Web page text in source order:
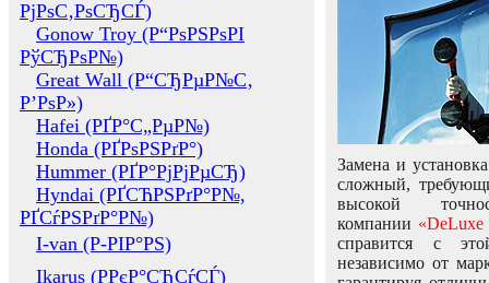
РјРѕС‚РѕСЂСЃ)
Gonow Troy (Р“РѕРЅРѕРІ
РўСЂРѕР№)
Great Wall (Р“СЂРµР№С‚
Р’РѕР»)
Hafei (РҐР°С„РµР№)
Honda (РҐРѕРЅРґР°)
Hummer (РҐР°РјРјРµСЂ)
Hyndai (РҐСЋРЅРґР°Р№,
РҐСѓРЅРґР°Р№)
I-van (Р-РІР°РЅ)
Ikarus (РРєР°СЂСѓСЃ)
Замена и
сложный,
высокой
компании «DeLuxe
справится с
независимо от